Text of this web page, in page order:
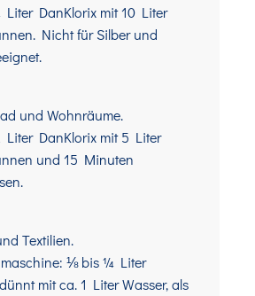
DanKlorix mit 10 Liter
Nicht für Silber und
und Wohnräume.
DanKlorix mit 5 Liter
und 15 Minuten
Textilien.
⅛ bis ¼ Liter
mit ca. 1 Liter Wasser, als